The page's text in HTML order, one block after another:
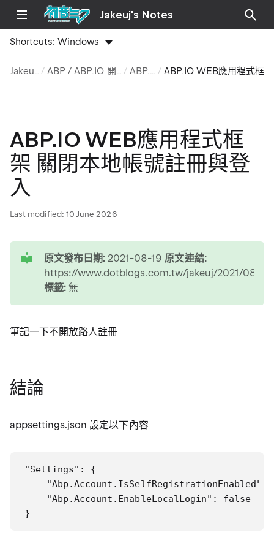
Jakeuj's Notes
Shortcuts:Windows
Jakeuj 筆記本 ABP / ABP.IO 開發環境與安裝筆記 ABP.IO 文章
ABP.IO WEB應用程式框
架 關閉本地帳號註冊與登
入
Last modified: 10 June 2026
原文發布日期: 2021-08-19 原文連結:
https://www.dotblogs.com.tw/jakeuj/2021/08/
標籤: 無
筆記一下不開放路人註冊
結論
appsettings.json 設定以下內容
"Settings": {
"Abp.Account.IsSelfRegistrationEnabled":
    "Abp.Account.EnableLocalLogin": false
}